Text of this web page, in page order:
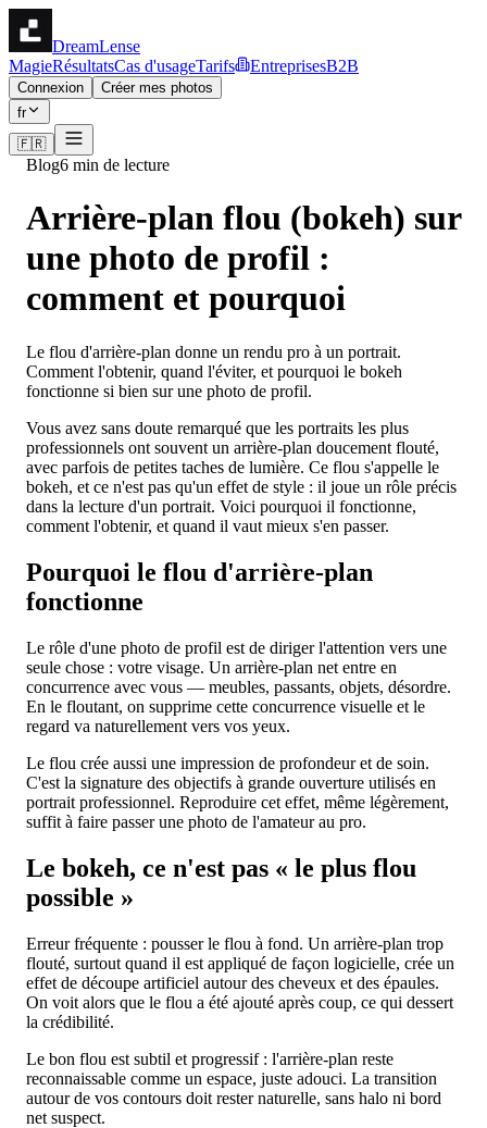
DreamLense
MagieRésultatsCas d'usageTarifs EntreprisesB2B
Connexion
Créer mes photos
fr
🇫🇷
Blog6 min de lecture
Arrière-plan flou (bokeh) sur
une photo de profil :
comment et pourquoi
Le flou d'arrière-plan donne un rendu pro à un portrait.
Comment l'obtenir, quand l'éviter, et pourquoi le bokeh
fonctionne si bien sur une photo de profil.
Vous avez sans doute remarqué que les portraits les plus
professionnels ont souvent un arrière-plan doucement flouté,
avec parfois de petites taches de lumière. Ce flou s'appelle le
bokeh, et ce n'est pas qu'un effet de style : il joue un rôle précis
dans la lecture d'un portrait. Voici pourquoi il fonctionne,
comment l'obtenir, et quand il vaut mieux s'en passer.
Pourquoi le flou d'arrière-plan
fonctionne
Le rôle d'une photo de profil est de diriger l'attention vers une
seule chose : votre visage. Un arrière-plan net entre en
concurrence avec vous — meubles, passants, objets, désordre.
En le floutant, on supprime cette concurrence visuelle et le
regard va naturellement vers vos yeux.
Le flou crée aussi une impression de profondeur et de soin.
C'est la signature des objectifs à grande ouverture utilisés en
portrait professionnel. Reproduire cet effet, même légèrement,
suffit à faire passer une photo de l'amateur au pro.
Le bokeh, ce n'est pas « le plus flou
possible »
Erreur fréquente : pousser le flou à fond. Un arrière-plan trop
flouté, surtout quand il est appliqué de façon logicielle, crée un
effet de découpe artificiel autour des cheveux et des épaules.
On voit alors que le flou a été ajouté après coup, ce qui dessert
la crédibilité.
Le bon flou est subtil et progressif : l'arrière-plan reste
reconnaissable comme un espace, juste adouci. La transition
autour de vos contours doit rester naturelle, sans halo ni bord
net suspect.